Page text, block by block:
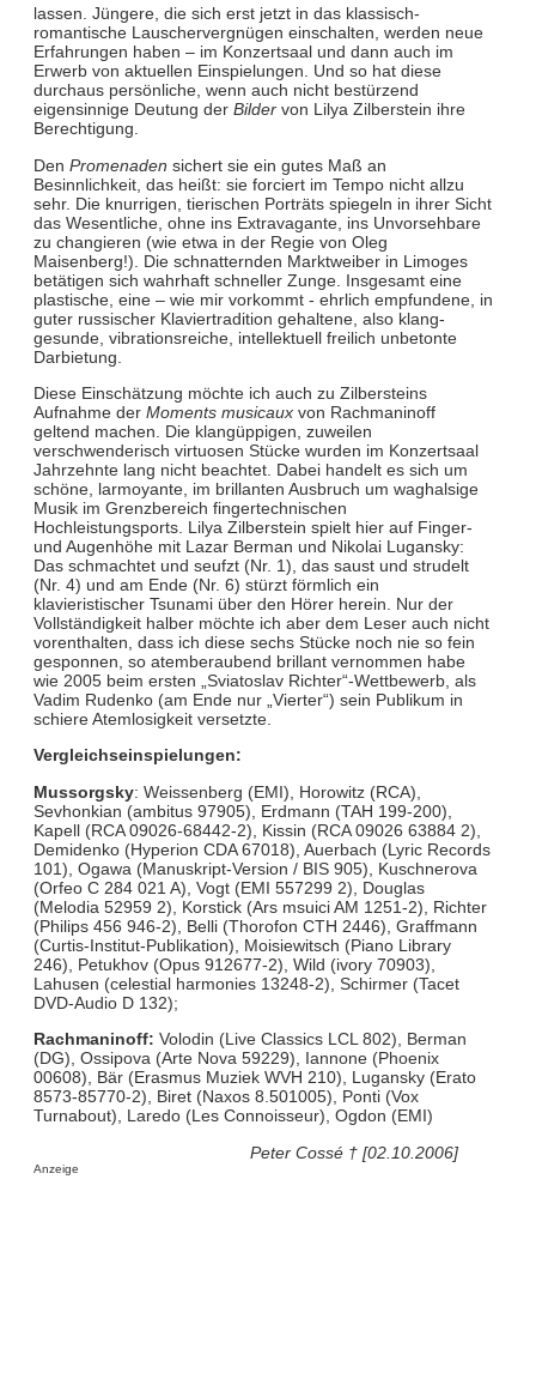
lassen. Jüngere, die sich erst jetzt in das klassisch-
romantische Lauschervergnügen einschalten, werden neue
Erfahrungen haben – im Konzertsaal und dann auch im
Erwerb von aktuellen Einspielungen. Und so hat diese
durchaus persönliche, wenn auch nicht bestürzend
eigensinnige Deutung der Bildervon Lilya Zilberstein ihre
Berechtigung.
Den Promenaden sichert sie ein gutes Maß an
Besinnlichkeit, das heißt: sie forciert im Tempo nicht allzu
sehr. Die knurrigen, tierischen Porträts spiegeln in ihrer Sicht
das Wesentliche, ohne ins Extravagante, ins Unvorsehbare
zu changieren (wie etwa in der Regie von Oleg
Maisenberg!). Die schnatternden Marktweiber in Limoges
betätigen sich wahrhaft schneller Zunge. Insgesamt eine
plastische, eine – wie mir vorkommt - ehrlich empfundene, in
guter russischer Klaviertradition gehaltene, also klang-
gesunde, vibrationsreiche, intellektuell freilich unbetonte
Darbietung.
Diese Einschätzung möchte ich auch zu Zilbersteins
Aufnahme der Moments musicauxvon Rachmaninoff
geltend machen. Die klangüppigen, zuweilen
verschwenderisch virtuosen Stücke wurden im Konzertsaal
Jahrzehnte lang nicht beachtet. Dabei handelt es sich um
schöne, larmoyante, im brillanten Ausbruch um waghalsige
Musik im Grenzbereich fingertechnischen
Hochleistungsports. Lilya Zilberstein spielt hier auf Finger-
und Augenhöhe mit Lazar Berman und Nikolai Lugansky:
Das schmachtet und seufzt (Nr. 1), das saust und strudelt
(Nr. 4) und am Ende (Nr. 6) stürzt förmlich ein
klavieristischer Tsunami über den Hörer herein. Nur der
Vollständigkeit halber möchte ich aber dem Leser auch nicht
vorenthalten, dass ich diese sechs Stücke noch nie so fein
gesponnen, so atemberaubend brillant vernommen habe
wie 2005 beim ersten „Sviatoslav Richter“-Wettbewerb, als
Vadim Rudenko (am Ende nur „Vierter“) sein Publikum in
schiere Atemlosigkeit versetzte.
Vergleichseinspielungen:
Mussorgsky: Weissenberg (EMI), Horowitz (RCA),
Sevhonkian (ambitus 97905), Erdmann (TAH 199-200),
Kapell (RCA 09026-68442-2), Kissin (RCA 09026 63884 2),
Demidenko (Hyperion CDA 67018), Auerbach (Lyric Records
101), Ogawa (Manuskript-Version / BIS 905), Kuschnerova
(Orfeo C 284 021 A), Vogt (EMI 557299 2), Douglas
(Melodia 52959 2), Korstick (Ars msuici AM 1251-2), Richter
(Philips 456 946-2), Belli (Thorofon CTH 2446), Graffmann
(Curtis-Institut-Publikation), Moisiewitsch (Piano Library
246), Petukhov (Opus 912677-2), Wild (ivory 70903),
Lahusen (celestial harmonies 13248-2), Schirmer (Tacet
DVD-Audio D 132);
Rachmaninoff: Volodin (Live Classics LCL 802), Berman
(DG), Ossipova (Arte Nova 59229), Iannone (Phoenix
00608), Bär (Erasmus Muziek WVH 210), Lugansky (Erato
8573-85770-2), Biret (Naxos 8.501005), Ponti (Vox
Turnabout), Laredo (Les Connoisseur), Ogdon (EMI)
Peter Cossé † [02.10.2006]
Anzeige